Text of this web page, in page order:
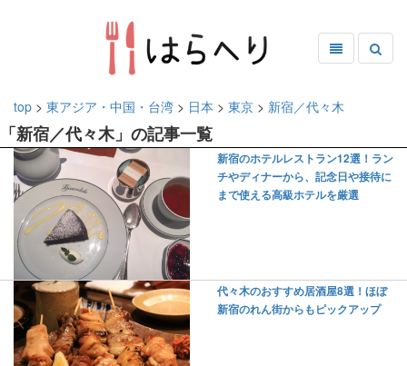
top > 東アジア・中国・台湾 > 日本 > 東京 > 新宿／代々木
「新宿／代々木」の記事一覧
新宿のホテルレストラン12選！ラン
チやディナーから、記念日や接待に
まで使える高級ホテルを厳選
代々木のおすすめ居酒屋8選！ほぼ
新宿のれん街からもピックアップ